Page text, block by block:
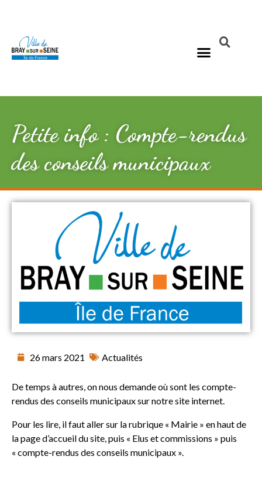
Petite info : Compte-rendus
des conseils municipaux
26 mars 2021 Actualités
De temps à autres, on nous demande où sont les compte-
rendus des conseils municipaux sur notre site internet.
Pour les lire, il faut aller sur la rubrique « Mairie » en haut de
la page d’accueil du site, puis « Elus et commissions » puis
« compte-rendus des conseils municipaux ».